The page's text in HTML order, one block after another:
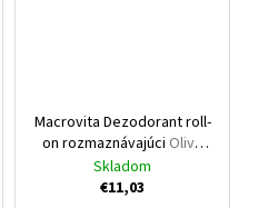
Macrovita Dezodorant roll-
on rozmaznávajúci Olive
Oil Deodorant roll-on
indulging
Skladom
€11,03